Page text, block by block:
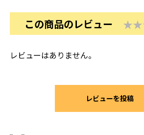
この商品のレビュー
レビューはありません。
レビューを投稿